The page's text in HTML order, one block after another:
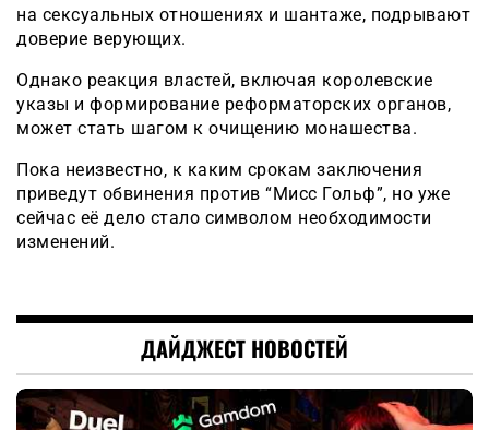
на сексуальных отношениях и шантаже, подрывают
доверие верующих.
Однако реакция властей, включая королевские
указы и формирование реформаторских органов,
может стать шагом к очищению монашества.
Пока неизвестно, к каким срокам заключения
приведут обвинения против “Мисс Гольф”, но уже
сейчас её дело стало символом необходимости
изменений.
ДАЙДЖЕСТ НОВОСТЕЙ